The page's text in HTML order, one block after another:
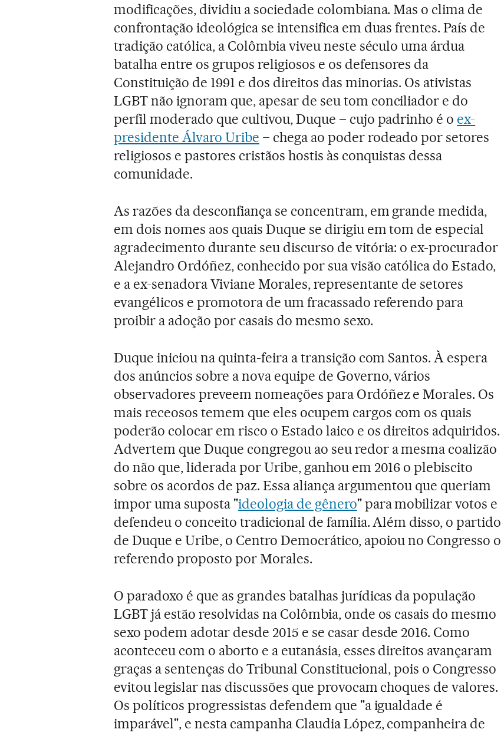
modificações, dividiu a sociedade colombiana. Mas o clima de
confrontação ideológica se intensifica em duas frentes. País de
tradição católica, a Colômbia viveu neste século uma árdua
batalha entre os grupos religiosos e os defensores da
Constituição de 1991 e dos direitos das minorias. Os ativistas
LGBT não ignoram que, apesar de seu tom conciliador e do
perfil moderado que cultivou, Duque – cujo padrinho é o ex-
presidente Álvaro Uribe – chega ao poder rodeado por setores
religiosos e pastores cristãos hostis às conquistas dessa
comunidade.
As razões da desconfiança se concentram, em grande medida,
em dois nomes aos quais Duque se dirigiu em tom de especial
agradecimento durante seu discurso de vitória: o ex-procurador
Alejandro Ordóñez, conhecido por sua visão católica do Estado,
e a ex-senadora Viviane Morales, representante de setores
evangélicos e promotora de um fracassado referendo para
proibir a adoção por casais do mesmo sexo.
Duque iniciou na quinta-feira a transição com Santos. À espera
dos anúncios sobre a nova equipe de Governo, vários
observadores preveem nomeações para Ordóñez e Morales. Os
mais receosos temem que eles ocupem cargos com os quais
poderão colocar em risco o Estado laico e os direitos adquiridos.
Advertem que Duque congregou ao seu redor a mesma coalizão
do não que, liderada por Uribe, ganhou em 2016 o plebiscito
sobre os acordos de paz. Essa aliança argumentou que queriam
impor uma suposta "ideologia de gênero" para mobilizar votos e
defendeu o conceito tradicional de família. Além disso, o partido
de Duque e Uribe, o Centro Democrático, apoiou no Congresso o
referendo proposto por Morales.
O paradoxo é que as grandes batalhas jurídicas da população
LGBT já estão resolvidas na Colômbia, onde os casais do mesmo
sexo podem adotar desde 2015 e se casar desde 2016. Como
aconteceu com o aborto e a eutanásia, esses direitos avançaram
graças a sentenças do Tribunal Constitucional, pois o Congresso
evitou legislar nas discussões que provocam choques de valores.
Os políticos progressistas defendem que "a igualdade é
imparável", e nesta campanha Claudia López, companheira de